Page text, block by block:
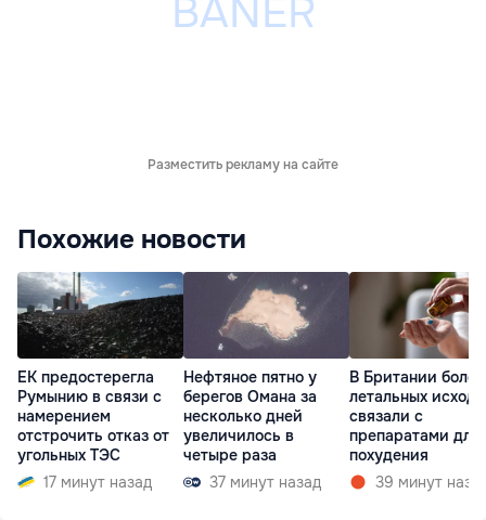
Разместить рекламу на сайте
Похожие новости
ЕК предостерегла
Румынию в связи с
намерением
отстрочить отказ от
угольных ТЭС
17 минут назад
Нефтяное пятно у
берегов Омана за
несколько дней
увеличилось в
четыре раза
37 минут назад
В Британии
летальных
связали с
препаратами для
похудения
39 минут